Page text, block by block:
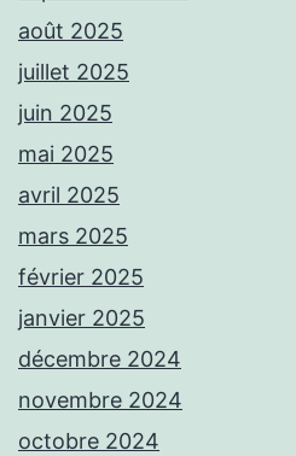
août 2025
juillet 2025
juin 2025
mai 2025
avril 2025
mars 2025
février 2025
janvier 2025
décembre 2024
novembre 2024
octobre 2024